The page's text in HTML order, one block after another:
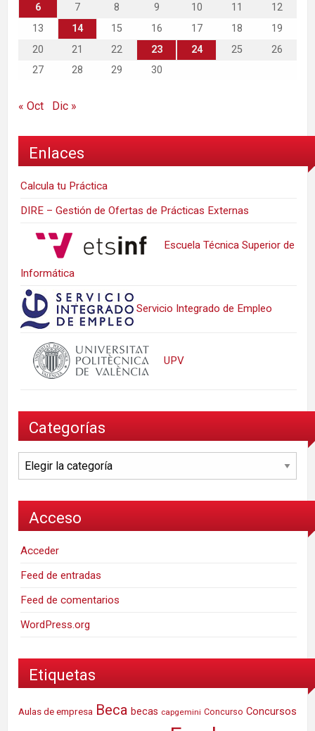
6
7 8 9 10 11
12
13
14 15 16 17 18
19
20
21 22 23 24 25
26
27
28 29 30
« Oct Dic »
Enlaces
Calcula tu Práctica
DIRE – Gestión de Ofertas de Prácticas Externas
Escuela Técnica Superior de
Informática
Servicio Integrado de Empleo
UPV
Categorías
Categorías
Acceso
Acceder
Feed de entradas
Feed de comentarios
WordPress.org
Etiquetas
Aulas de empresa Beca becas capgemini Concurso Concursos